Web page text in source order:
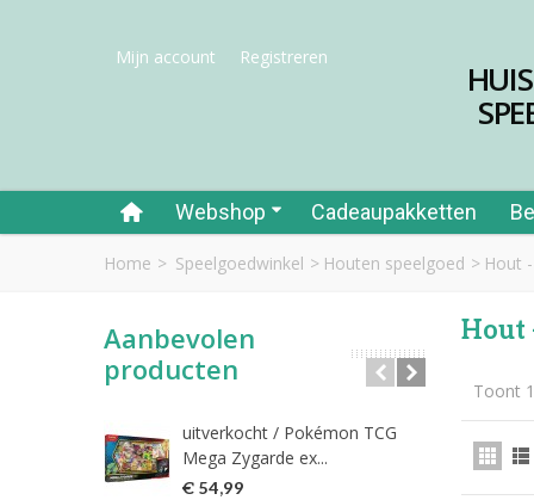
Mijn account Registreren
Webshop Cadeaupakketten
Home > Speelgoedwinkel > Houten speelgoed > Hout
Aanbevolen
producten
uitverkocht / Pokémon TCG
Mega Zygarde ex...
€ 54,99
€
Hout
Toont